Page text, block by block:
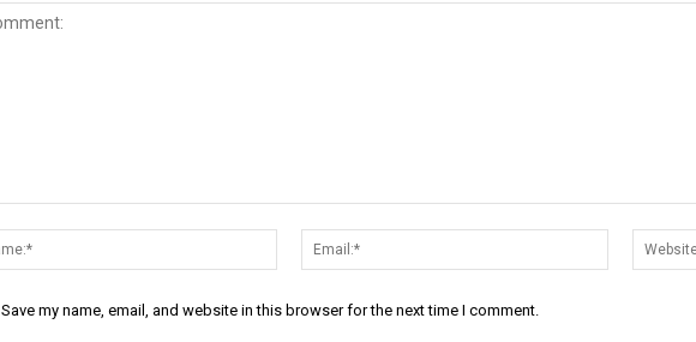
Name:*
Email:*
Save my name, email, and website in this browser for the next time I comment.